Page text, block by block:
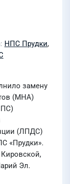
НПС Прудки,
замену
(МНА)
(ЛПДС)
«Прудки».
Эл.